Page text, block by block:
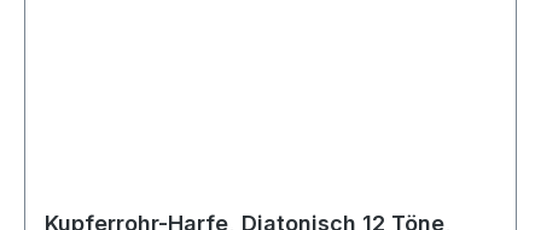
Kupferrohr-Harfe, Diatonisch 12 Töne,